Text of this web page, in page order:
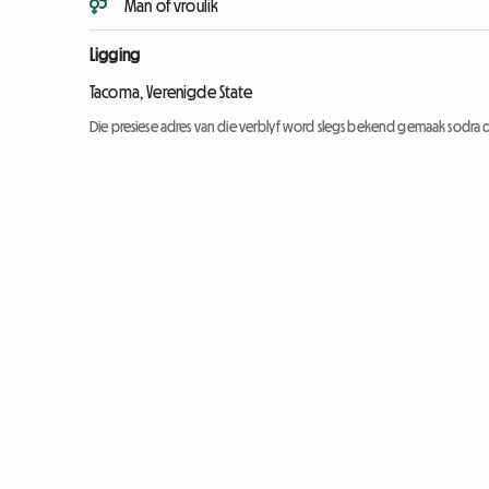
Man of vroulik
Ligging
Tacoma, Verenigde State
Die presiese adres van die verblyf word slegs bekend gemaak sodra